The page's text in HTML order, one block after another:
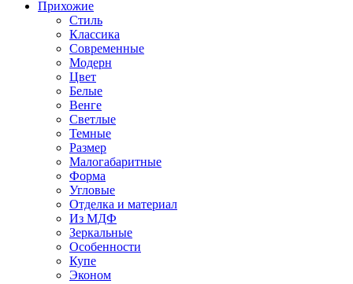
Прихожие
Стиль
Классика
Современные
Модерн
Цвет
Белые
Венге
Светлые
Темные
Размер
Малогабаритные
Форма
Угловые
Отделка и материал
Из МДФ
Зеркальные
Особенности
Купе
Эконом